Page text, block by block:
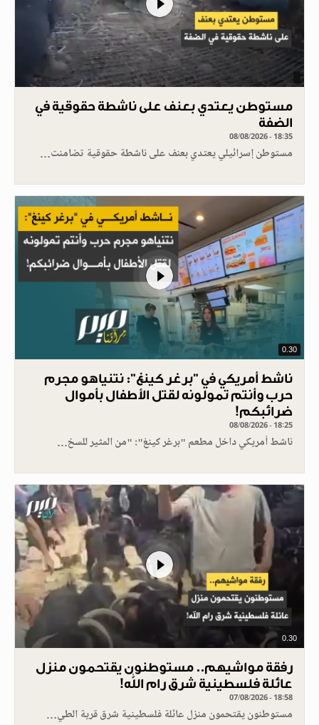
مستوطن يعتدي بعنف على ناشطة حقوقية في
الضفة
08/08/2026 - 18:35
مستوطن إسرائيلي يعتدي بعنف على ناشطة حقوقية تضامنت…
0.30
ناشط أمريكي في "برغر كينغ": نتنياهو مجرم
حرب وأنتم تمولونه لقتل الأطفال بأموال
ضرائبكم!
08/08/2026 - 18:25
ناشط أمريكي داخل مطعم "برغر كينغ": "من المثير للسخ…
0.30
رفقة مواشيهم.. مستوطنون يقتحمون منزل
عائلة فلسطينية شرق رام الله!
07/08/2026 - 18:58
مستوطنون يقتحمون منزل عائلة فلسطينية شرق قرية الطي…